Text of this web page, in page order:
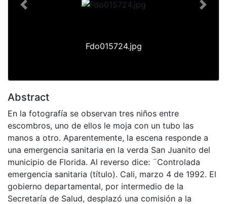
Fdo015724.jpg
Previous Next
Abstract
En la fotografía se observan tres niños entre
escombros, uno de ellos le moja con un tubo las
manos a otro. Aparentemente, la escena responde a
una emergencia sanitaria en la verda San Juanito del
municipio de Florida. Al reverso dice: ¨Controlada
emergencia sanitaria (título). Cali, marzo 4 de 1992. El
gobierno departamental, por intermedio de la
Secretaría de Salud, desplazó una comisión a la